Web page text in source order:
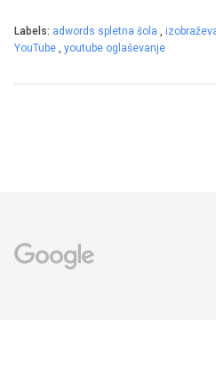
Labels: adwords spletna šola ,
YouTube , youtube oglaševanje